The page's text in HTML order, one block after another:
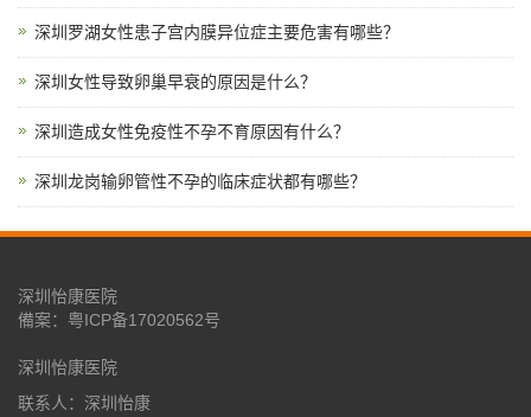
深圳罗湖女性患子宫内膜异位症主要危害有哪些？
深圳女性导致卵巢早衰的原因是什么？
深圳造成女性免疫性不孕不育原因有什么？
深圳龙岗输卵管性不孕的临床症状都有哪些？
深圳怡康医院
備案： 粤ICP备17020562号
深圳怡康医院
联系人：深圳怡康